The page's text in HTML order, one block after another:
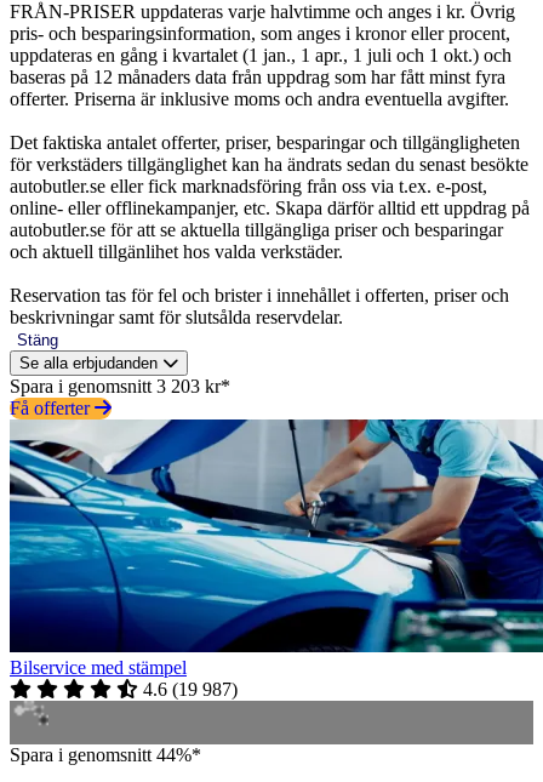
FRÅN-PRISER uppdateras varje halvtimme och anges i kr. Övrig
pris- och besparingsinformation, som anges i kronor eller procent,
uppdateras en gång i kvartalet (1 jan., 1 apr., 1 juli och 1 okt.) och
baseras på 12 månaders data från uppdrag som har fått minst fyra
offerter. Priserna är inklusive moms och andra eventuella avgifter.
Det faktiska antalet offerter, priser, besparingar och tillgängligheten
för verkstäders tillgänglighet kan ha ändrats sedan du senast besökte
autobutler.se eller fick marknadsföring från oss via t.ex. e-post,
online- eller offlinekampanjer, etc. Skapa därför alltid ett uppdrag på
autobutler.se för att se aktuella tillgängliga priser och besparingar
och aktuell tillgänlihet hos valda verkstäder.
Reservation tas för fel och brister i innehållet i offerten, priser och
beskrivningar samt för slutsålda reservdelar.
Stäng
Se alla erbjudanden
Spara i genomsnitt 3 203 kr*
Få offerter
Bilservice med stämpel
4.6 (19 987)
Spara i genomsnitt 44%*